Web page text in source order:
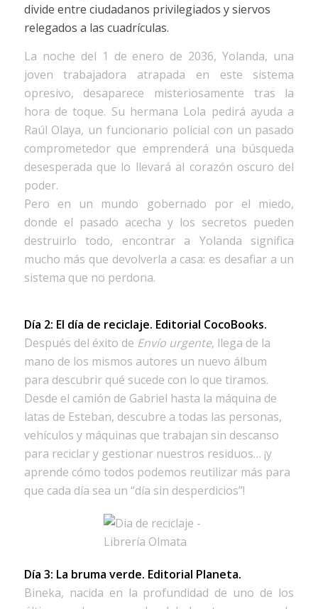
divide entre ciudadanos privilegiados y siervos
relegados a las cuadrículas.
La noche del 1 de enero de 2036, Yolanda, una
joven trabajadora atrapada en este sistema
opresivo, desaparece misteriosamente tras la
hora de toque. Su hermana Lola pedirá ayuda a
Raúl Olaya, un funcionario policial con un pasado
comprometedor que emprenderá una búsqueda
desesperada que lo llevará al corazón oscuro del
poder.
Pero en un mundo gobernado por el miedo,
donde el pasado acecha y los secretos pueden
destruirlo todo, encontrar a Yolanda significa
mucho más que devolverla a casa: es desafiar a un
sistema que no perdona.
Día 2: El día de reciclaje. Editorial CocoBooks.
Después del éxito de Envío urgente, llega de la
mano de los mismos autores un nuevo álbum
para descubrir qué sucede con lo que tiramos.
Desde el camión de Gabriel hasta la máquina de
latas de Esteban, descubre a todas las personas,
vehículos y máquinas que trabajan sin descanso
para reciclar y gestionar nuestros residuos… ¡y
aprende cómo todos podemos reutilizar más para
que cada día sea un “día sin desperdicios”!
Día 3: La bruma verde. Editorial Planeta.
Bineka, nacida en la profundidad de uno de los